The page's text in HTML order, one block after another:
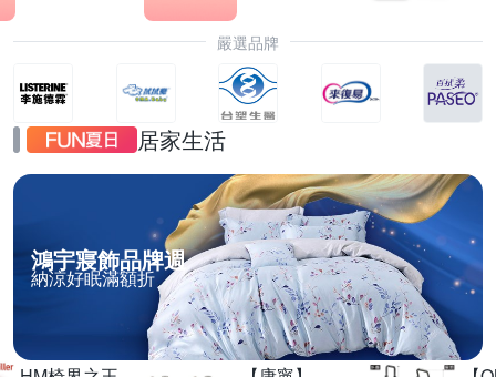
嚴選品牌
居家生活
鴻宇寢飾品牌週
納涼好眠滿額折